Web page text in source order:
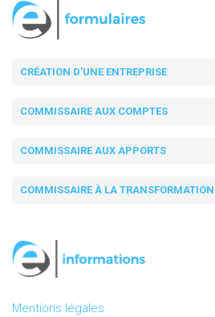
CRÉATION D'UNE ENTREPRISE
COMMISSAIRE AUX COMPTES
COMMISSAIRE AUX APPORTS
COMMISSAIRE À LA TRANSFORMATION
Mentions légales